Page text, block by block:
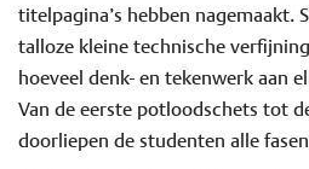
titelpagina’s hebben nagemaakt.
talloze kleine technische
hoeveel denk- en tekenwerk aan
Van de eerste potloodschets tot
doorliepen de studenten alle